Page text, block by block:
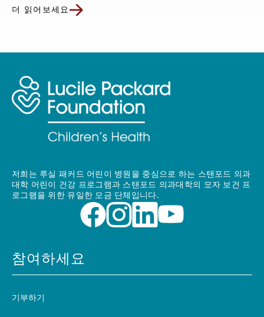
더 읽어보세요
저희는 루실 패커드 어린이 병원을 중심으로 하는 스탠포드 의과
대학 어린이 건강 프로그램과 스탠포드 의과대학의 모자 보건 프
로그램을 위한 유일한 모금 단체입니다.
참여하세요
기부하기